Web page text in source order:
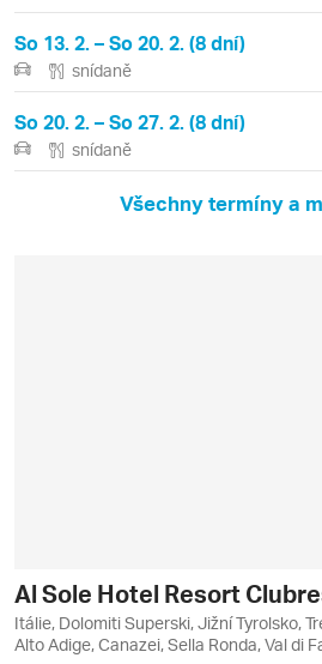
So 13. 2. – So 20. 2. (8 dní)
snídaně
So 20. 2. – So 27. 2. (8 dní)
snídaně
Všechny termíny a
Al Sole Hotel Resort
Itálie, Dolomiti Superski, Jižní Tyrolsko,
Alto Adige, Canazei, Sella Ronda, Val di